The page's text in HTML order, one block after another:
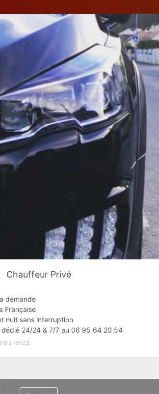
l'App LaCarte
gratuitement l'app LaCarte
favoris et ne rien rater !
Plus tard
My Drivers Vip
VTC / Taxi / transport de
Janville-sur-Juine
Contacter
jusqu'à minuit
Chauffeur Privé
demande
Française
nuit sans interruption
dédié 24/24 & 7/7 au 06 95 64 20 54
à 15h23